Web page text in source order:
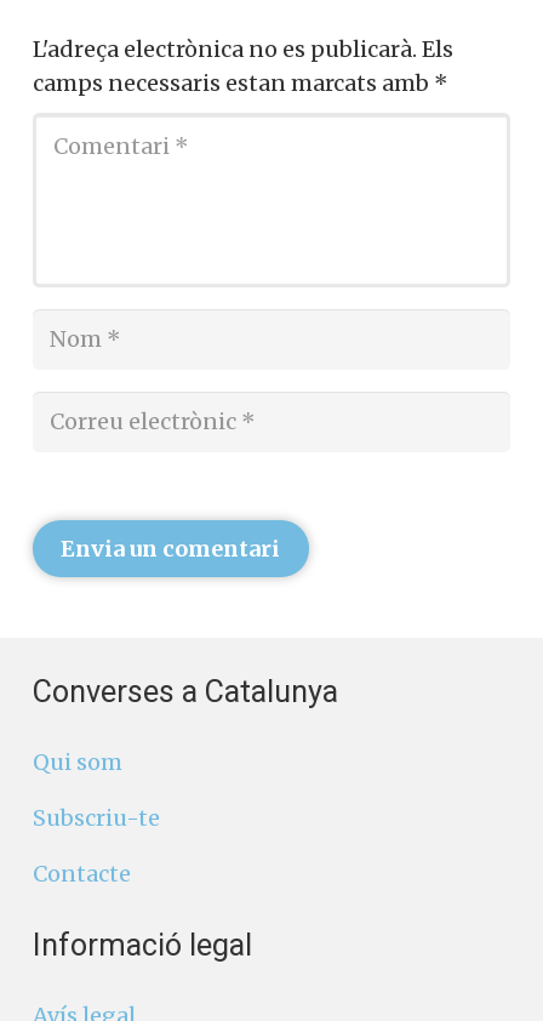
L'adreça electrònica no es publicarà. Els
camps necessaris estan marcats amb *
Envia un comentari
Converses a Catalunya
Qui som
Subscriu-te
Contacte
Informació legal